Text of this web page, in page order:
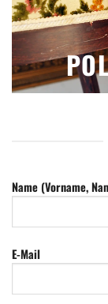
Name (Vorname,
E-Mail